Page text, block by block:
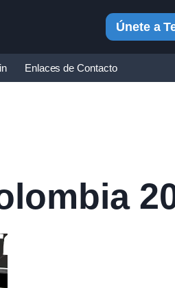
Únete a
Enlaces de Contacto